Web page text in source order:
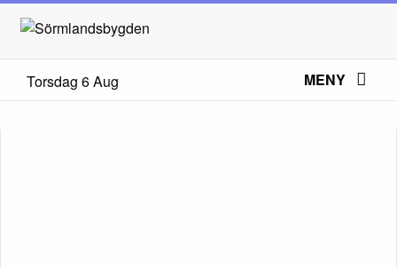
Torsdag 6 Aug MENY